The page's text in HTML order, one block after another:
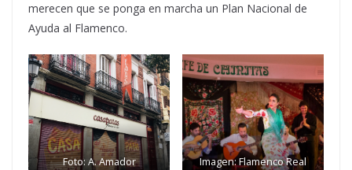
merecen que se ponga en marcha un Plan Nacional de
Ayuda al Flamenco.
Foto: A. Amador Imagen: Flamenco Real